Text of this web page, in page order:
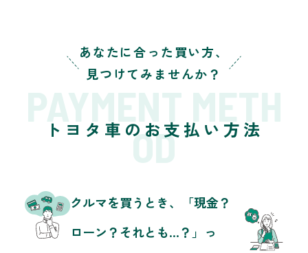
あなたに合った買い方、
見つけてみませんか？
トヨタ車のお支払い方法
PAYMENT METH
OD
クルマを買うとき、「現金？
ローン？それとも…？」っ